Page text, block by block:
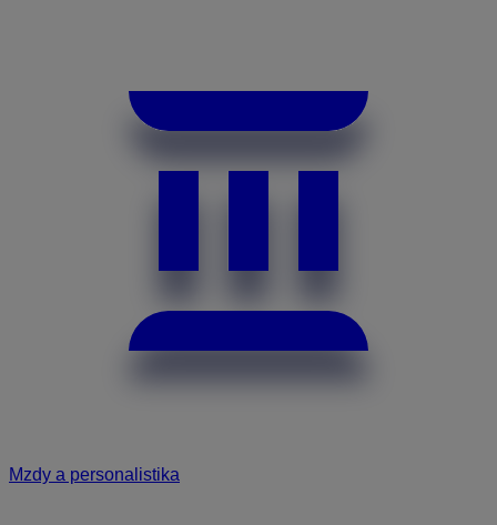
Mzdy a personalistika